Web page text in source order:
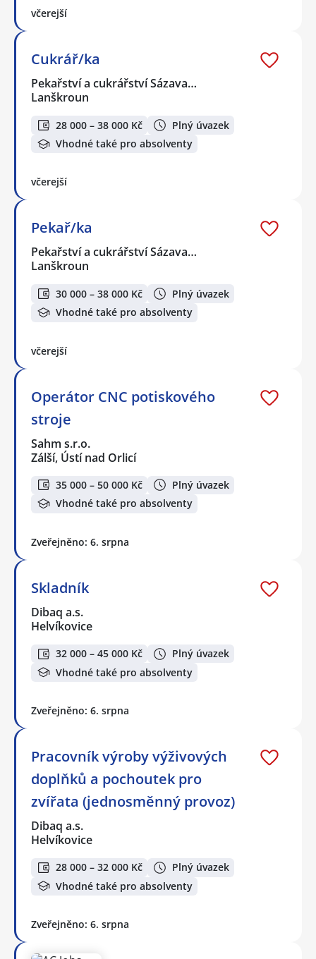
včerejší
Cukrář/ka
Pekařství a cukrářství Sázava…
Lanškroun
28 000 – 38 000 Kč
Plný úvazek
Vhodné také pro absolventy
včerejší
Pekař/ka
Pekařství a cukrářství Sázava…
Lanškroun
30 000 – 38 000 Kč
Plný úvazek
Vhodné také pro absolventy
včerejší
Operátor CNC potiskového
stroje
Sahm s.r.o.
Zálší, Ústí nad Orlicí
35 000 – 50 000 Kč
Plný úvazek
Vhodné také pro absolventy
Zveřejněno: 6. srpna
Skladník
Dibaq a.s.
Helvíkovice
32 000 – 45 000 Kč
Plný úvazek
Vhodné také pro absolventy
Zveřejněno: 6. srpna
Pracovník výroby výživových
doplňků a pochoutek pro
zvířata (jednosměnný provoz)
Dibaq a.s.
Helvíkovice
28 000 – 32 000 Kč
Plný úvazek
Vhodné také pro absolventy
Zveřejněno: 6. srpna